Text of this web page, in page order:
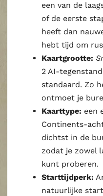
een van de
of de eerste
heeft dan
hebt tijd om
Kaartgrootte:
2
standaard. Zo
ontmoet je
Kaarttype: een
dichtst in de
zodat je zowel
kunt proberen.
Starttijdperk:
natuurlijke